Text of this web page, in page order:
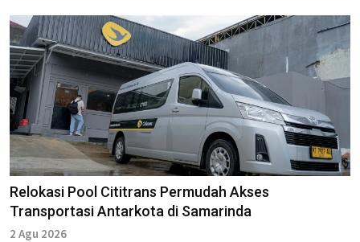
Relokasi Pool Cititrans Permudah Akses
Transportasi Antarkota di Samarinda
2 Agu 2026